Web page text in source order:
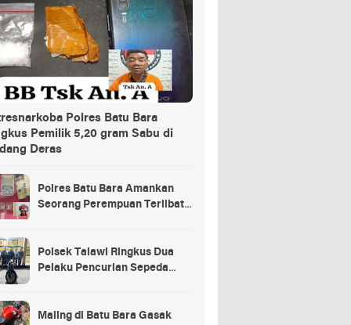
Polres Batu Bara
Pemilik 5,20 gram Sabu di
Deras
Polres Batu Bara Amankan
Seorang Perempuan Terlibat
Polsek Talawi Ringkus Dua
Pelaku Pencurian Sepeda
Maling di Batu Bara Gasak